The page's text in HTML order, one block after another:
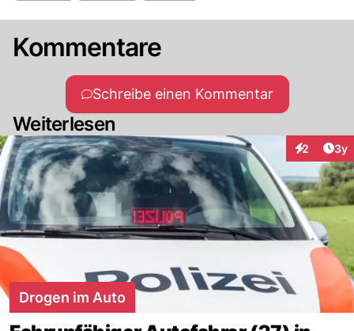
Kommentare
Schreibe einen Kommentar
Weiterlesen
2 3y
Drogen im Auto